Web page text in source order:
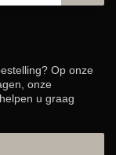
Op onze
onze
u graag